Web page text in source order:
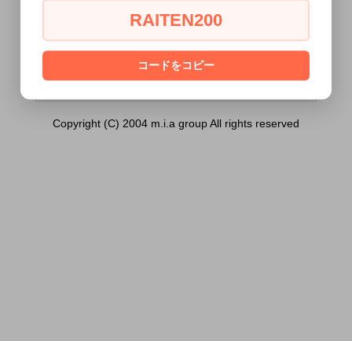
[ はい ] [ いいえ ]
Copyright (C) 2004 m.i.a group All rights reserved
RAITEN200
コードをコピー